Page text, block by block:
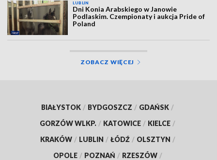
LUBLIN
Dni Konia Arabskiego w Janowie
Podlaskim. Czempionaty i aukcja Pride of
Poland
ZOBACZ WIĘCEJ
BIAŁYSTOK / BYDGOSZCZ / GDAŃSK /
GORZÓW WLKP. / KATOWICE / KIELCE /
KRAKÓW / LUBLIN / ŁÓDŹ / OLSZTYN /
OPOLE / POZNAŃ / RZESZÓW /